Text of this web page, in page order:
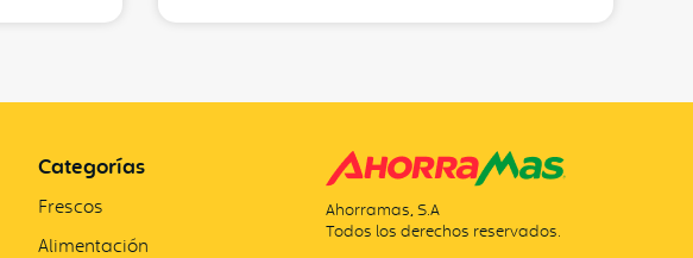
Categorías
Frescos
Alimentación
Ahorramas, S.A
Todos los derechos reservados.